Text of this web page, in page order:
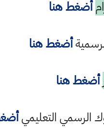
أضغط هنا
أضغط هنا
أضغط هنا
الرسمي التعليمي